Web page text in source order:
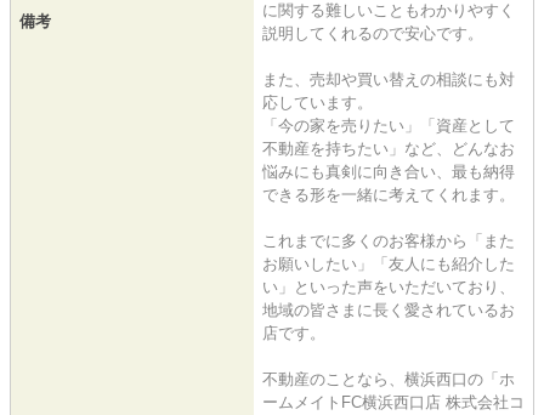
備考
に関する難しいこともわかりやすく
説明してくれるので安心です。
また、売却や買い替えの相談にも対
応しています。
「今の家を売りたい」「資産として
不動産を持ちたい」など、どんなお
悩みにも真剣に向き合い、最も納得
できる形を一緒に考えてくれます。
これまでに多くのお客様から「また
お願いしたい」「友人にも紹介した
い」といった声をいただいており、
地域の皆さまに長く愛されているお
店です。
不動産のことなら、横浜西口の「ホ
ームメイトFC横浜西口店 株式会社コ